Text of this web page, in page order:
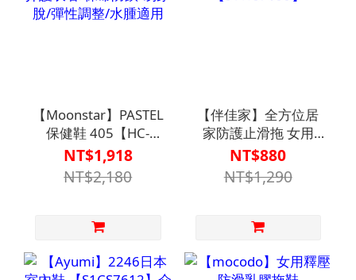
【Moonstar】PASTEL
保健鞋 405【HC-
184】介護衣著/保命
防跌/易穿脫/彈性調
整/水腫適用
NT$1,918
NT$2,180
【伴佳家】全方位居
家防護止滑拖 女用
【S1WS7633】
NT$880
NT$1,290